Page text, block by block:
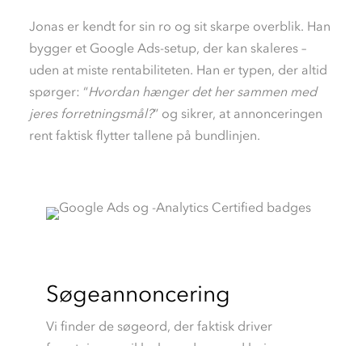
Jonas er kendt for sin ro og sit skarpe overblik. Han
bygger et Google Ads-setup, der kan skaleres –
uden at miste rentabiliteten. Han er typen, der altid
spørger: “Hvordan hænger det her sammen med
jeres forretningsmål?” og sikrer, at annonceringen
rent faktisk flytter tallene på bundlinjen.
Søgeannoncering
Vi finder de søgeord, der faktisk driver